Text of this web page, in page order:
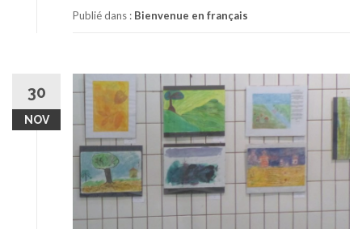
Publié dans : Bienvenue en français
30
NOV